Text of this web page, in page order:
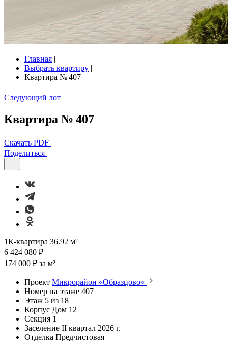
Главная |
Выбрать квартиру |
Квартира № 407
Следующий лот
Квартира № 407
Скачать PDF
Поделиться
1К-квартира 36.92 м²
6 424 080 ₽
174 000 ₽ за м²
Проект Микрорайон «Образцово»
Номер на этаже 407
Этаж 5 из 18
Корпус Дом 12
Секция 1
Заселение II квартал 2026 г.
Отделка Предчистовая